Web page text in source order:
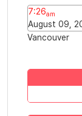
7:26am
August 09,
Vancouver